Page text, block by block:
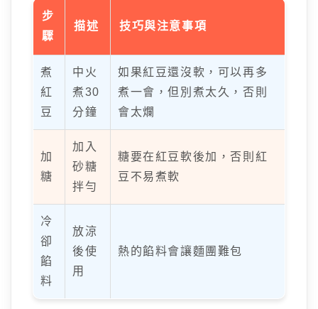
步
驟
描述 技巧與注意事項
煮
紅
豆
中火
煮30
分鐘
如果紅豆還沒軟，可以再多
煮一會，但別煮太久，否則
會太爛
加
糖
加入
砂糖
拌勻
糖要在紅豆軟後加，否則紅
豆不易煮軟
冷
卻
餡
料
放涼
後使
用
熱的餡料會讓麵團難包